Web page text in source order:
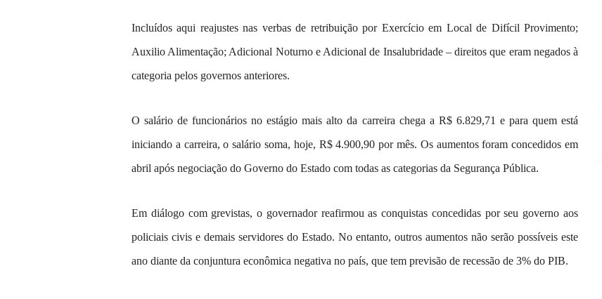
Incluídos aqui reajustes nas verbas de retribuição por Exercício em Local de Difícil Provimento;
Auxilio Alimentação; Adicional Noturno e Adicional de Insalubridade – direitos que eram negados à
categoria pelos governos anteriores.
O salário de funcionários no estágio mais alto da carreira chega a R$ 6.829,71 e para quem está
iniciando a carreira, o salário soma, hoje, R$ 4.900,90 por mês. Os aumentos foram concedidos em
abril após negociação do Governo do Estado com todas as categorias da Segurança Pública.
Em diálogo com grevistas, o governador reafirmou as conquistas concedidas por seu governo aos
policiais civis e demais servidores do Estado. No entanto, outros aumentos não serão possíveis este
ano diante da conjuntura econômica negativa no país, que tem previsão de recessão de 3% do PIB.